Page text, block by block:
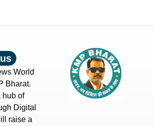
World
Bharat.
hub of
Digital
raise a